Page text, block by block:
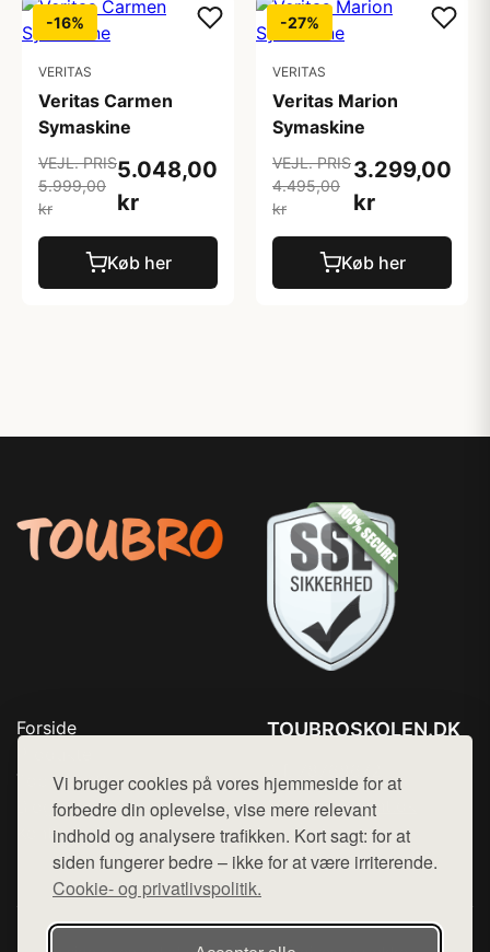
Vi bruger cookies på vores hjemmeside for at
forbedre din oplevelse, vise mere relevant
indhold og analysere trafikken. Kort sagt: for at
siden fungerer bedre – ikke for at være irriterende.
Cookie- og privatlivspolitik.
-16%
VERITAS
Veritas Carmen
Symaskine
VEJL. PRIS
5.999,00
kr
5.048,00
kr
Køb her
-27%
VERITAS
Veritas Marion
Symaskine
VEJL. PRIS
4.495,00
kr
3.299,00
kr
Køb her
Forside
Top Rabatter
Blog
Kontakt
TOUBROSKOLEN.DK
Mail: hej@want.dk
Cookie- og privatlivspolitik